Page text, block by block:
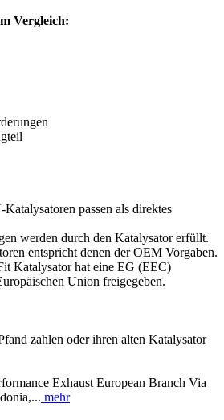
Vergleich:
passen als direktes
werden durch den Katalysator erfüllt.
entspricht denen der OEM Vorgaben.
Katalysator hat eine EG (EEC)
Union freigegeben.
zahlen oder ihren alten Katalysator
Exhaust European Branch Via
mehr